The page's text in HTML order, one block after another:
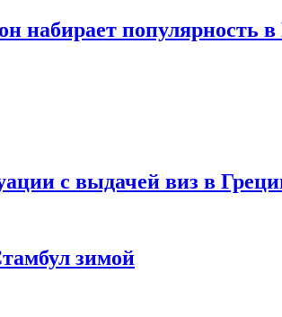
набирает популярность в
с выдачей виз в
зимой